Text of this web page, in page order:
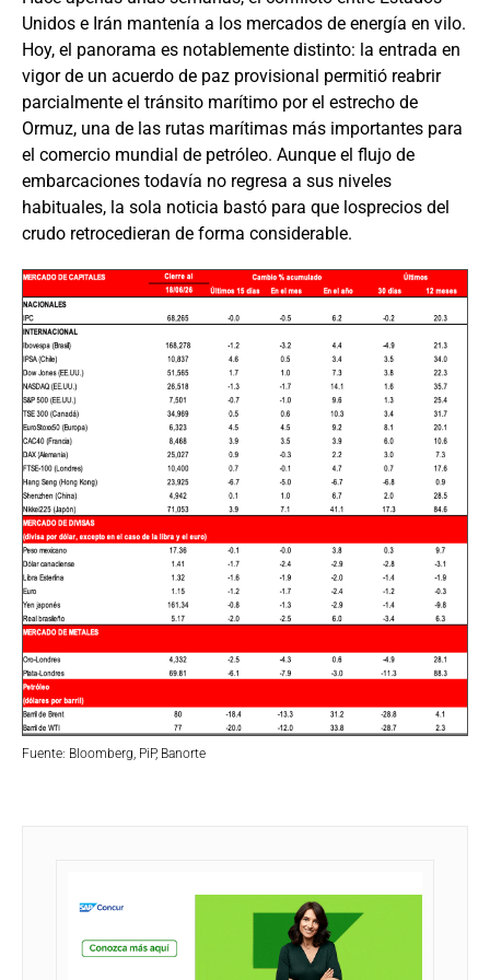
Unidos e Irán mantenía a los mercados de energía en vilo.
Hoy, el panorama es notablemente distinto: la entrada en
vigor de un acuerdo de paz provisional permitió reabrir
parcialmente el tránsito marítimo por el estrecho de
Ormuz, una de las rutas marítimas más importantes para
el comercio mundial de petróleo. Aunque el flujo de
embarcaciones todavía no regresa a sus niveles
habituales, la sola noticia bastó para que losprecios del
crudo retrocedieran de forma considerable.
Fuente: Bloomberg, PiP, Banorte